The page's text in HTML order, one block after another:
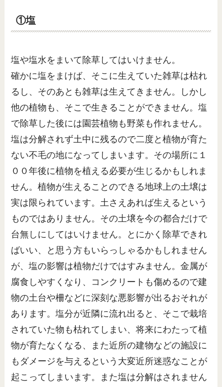
①塩
塩や塩水をまいて除草してはいけません。
確かに塩をまけば、そこに生えていた雑草は枯れ
るし、そのあとも雑草は生えてきません。しかし
他の植物も、そこで生きることができません。塩
で除草した後には園芸植物も野菜も作れません。
塩は分解されず土中に残るので二度と植物が育た
ない不毛の地になってしまいます。その場所に１
００年後に植物を植える必要が生じるかもしれま
せん。植物が生えることのできる地球上の土壌は
実は限られています。土さえあれば生えるという
ものではありません。その土壌を今の都合だけで
台無しにしてはいけません。とにかく除草できれ
ばいい、と思う方もいらっしゃるかもしれません
が、塩の影響は植物だけではすみません。金属が
腐食しやすくなり、コンクリートも傷めるので建
物の土台や柵などに深刻な悪影響が出るおそれが
あります。塩分が近隣に流れ出ると、そこで栽培
されていた物も枯れてしまい、将来にわたって植
物が育たなくなる、また近所の建物などの施設に
もダメージを与えるという大変近所迷惑なことが
起こってしまいます。また塩は分解はされません